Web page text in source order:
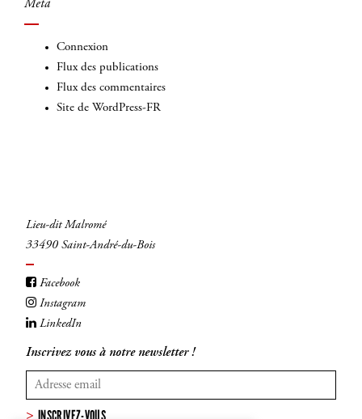
Meta
Connexion
Flux des publications
Flux des commentaires
Site de WordPress-FR
Lieu-dit Malromé
33490 Saint-André-du-Bois
Facebook
Instagram
LinkedIn
Inscrivez vous à notre newsletter !